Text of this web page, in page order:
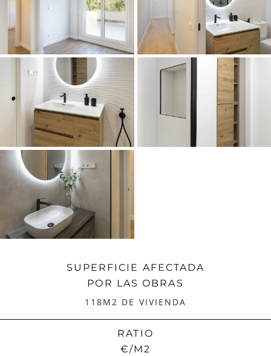
SUPERFICIE AFECTADA
POR LAS OBRAS
118M2 DE VIVIENDA
RATIO
€/M2